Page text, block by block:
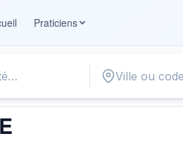
Praticiens